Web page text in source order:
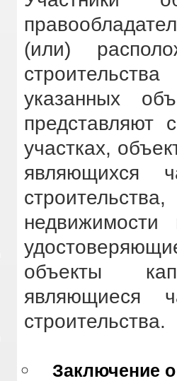
(или)
указанных
представляют
участках,
являющихся
объекты
являющиеся
строительства.
Заключение